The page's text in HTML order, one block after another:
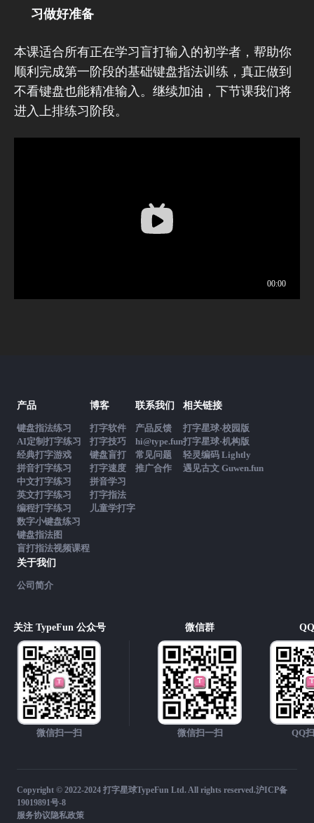
习做好准备
本课适合所有正在学习盲打输入的初学者，帮助你
顺利完成第一阶段的基础键盘指法训练，真正做到
不看键盘也能精准输入。继续加油，下节课我们将
进入上排练习阶段。
产品
键盘指法练习
AI定制打字练习
经典打字游戏
拼音打字练习
中文打字练习
英文打字练习
编程打字练习
数字小键盘练习
键盘指法图
盲打指法视频课程
博客
打字软件
打字技巧
键盘盲打
打字速度
拼音学习
打字指法
儿童学打字
联系我们
产品反馈
hi@type.fun
常见问题
推广合作
相关链接
打字星球·校园版
打字星球·机构版
轻灵编码 Lightly
遇见古文 Guwen.fun
关于我们
公司简介
关注 TypeFun 公众号
微信扫一扫
微信群
微信扫一扫 QQ
Copyright © 2022-2024 打字星球TypeFun Ltd. All rights reserved.沪ICP备
19019891号-8
服务协议 隐私政策